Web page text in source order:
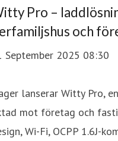
Pro –
och
September 2025 08:30
lanserar Witty Pro,
mot företag och
Wi-Fi, OCPP 1.6J-